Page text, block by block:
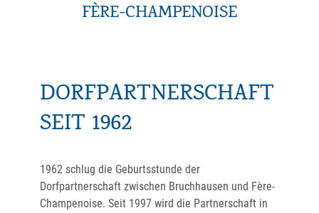
FÈRE-CHAMPENOISE
DORFPARTNERSCHAFT
SEIT 1962
1962 schlug die Geburtsstunde der
Dorfpartnerschaft zwischen Bruchhausen und Fère-
Champenoise. Seit 1997 wird die Partnerschaft in